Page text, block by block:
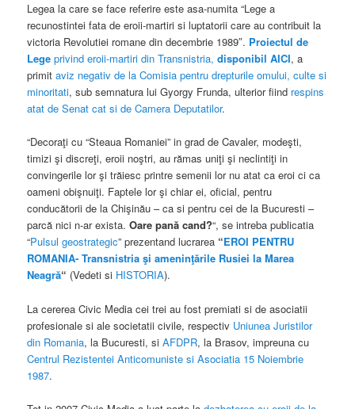
Legea la care se face referire este asa-numita “Lege a
recunostintei fata de eroii-martiri si luptatorii care au contribuit la
victoria Revolutiei romane din decembrie 1989″. Proiectul de
Lege privind eroii-martiri din Transnistria,disponibil AICI, a
primitaviz negativ de la Comisia pentru drepturile omului, culte si
minoritati, sub semnatura lui Gyorgy Frunda, ulterior fiind respins
atat de Senat cat si de Camera Deputatilor.
“Decoraţi cu “Steaua Romaniei” in grad de Cavaler, modeşti,
timizi şi discreţi, eroii noştri, au rămas uniţi şi neclintiţi in
convingerile lor şi trăiesc printre semenii lor nu atat ca eroi ci ca
oameni obişnuiţi. Faptele lor şi chiar ei, oficial, pentru
conducătorii de la Chişinău – ca si pentru cei de la Bucuresti –
parcă nici n-ar exista.Oare pană cand?“, se intreba publicatia
“Pulsul geostrategic” prezentand lucrarea “EROI PENTRU
ROMANIA- Transnistria şi ameninţările Rusiei la Marea
Neagră“ (Vedeti si HISTORIA).
La cererea Civic Media cei trei au fost premiati si de asociatii
profesionale si ale societatii civile, respectiv Uniunea Juristilor
din Romania, la Bucuresti, siAFDPR, la Brasov, impreuna cu
Centrul Rezistentei Anticomuniste si Asociatia 15 Noiembrie
1987.